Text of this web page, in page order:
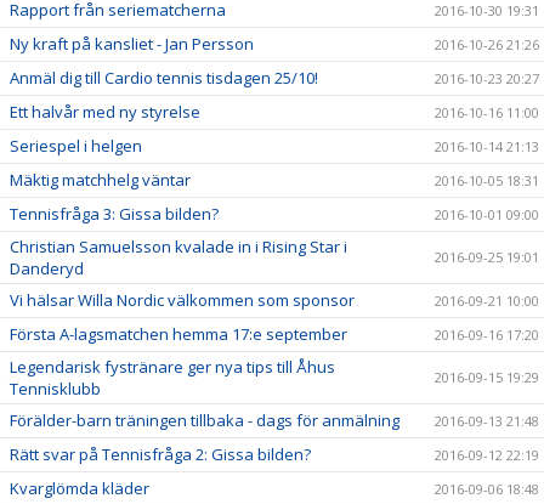
Rapport från seriematcherna 2016-10-30 19:31
Ny kraft på kansliet - Jan Persson 2016-10-26 21:26
Anmäl dig till Cardio tennis tisdagen 25/10! 2016-10-23 20:27
Ett halvår med ny styrelse 2016-10-16 11:00
Seriespel i helgen 2016-10-14 21:13
Mäktig matchhelg väntar 2016-10-05 18:31
Tennisfråga 3: Gissa bilden? 2016-10-01 09:00
Christian Samuelsson kvalade in i Rising Star i
Danderyd
2016-09-25 19:01
Vi hälsar Willa Nordic välkommen som sponsor 2016-09-21 10:00
Första A-lagsmatchen hemma 17:e september 2016-09-16 17:20
Legendarisk fystränare ger nya tips till Åhus
Tennisklubb
2016-09-15 19:29
Förälder-barn träningen tillbaka - dags för anmälning 2016-09-13 21:48
Rätt svar på Tennisfråga 2: Gissa bilden? 2016-09-12 22:19
Kvarglömda kläder 2016-09-06 18:48